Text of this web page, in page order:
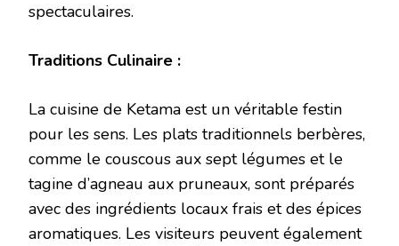
spectaculaires.
Traditions Culinaire :
La cuisine de Ketama est un véritable festin
pour les sens. Les plats traditionnels berbères,
comme le couscous aux sept légumes et le
tagine d’agneau aux pruneaux, sont préparés
avec des ingrédients locaux frais et des épices
aromatiques. Les visiteurs peuvent également